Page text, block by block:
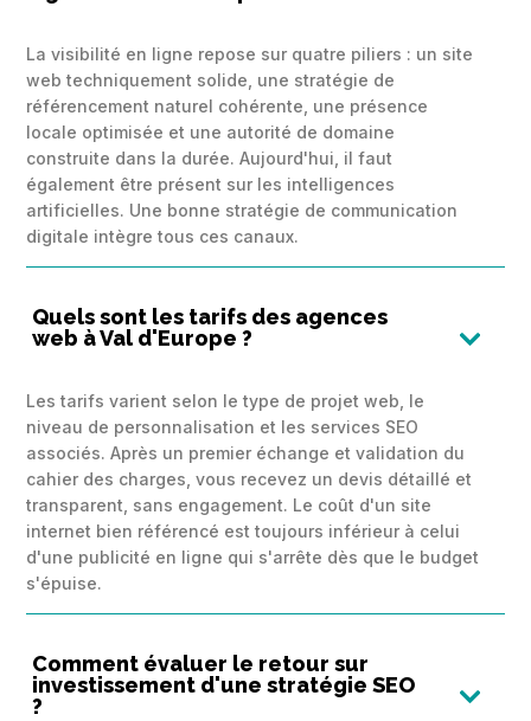
La visibilité en ligne repose sur quatre piliers : un site
web techniquement solide, une stratégie de
référencement naturel cohérente, une présence
locale optimisée et une autorité de domaine
construite dans la durée. Aujourd'hui, il faut
également être présent sur les intelligences
artificielles. Une bonne stratégie de communication
digitale intègre tous ces canaux.
Quels sont les tarifs des agences
web à Val d'Europe ?

Les tarifs varient selon le type de projet web, le
niveau de personnalisation et les services SEO
associés. Après un premier échange et validation du
cahier des charges, vous recevez un devis détaillé et
transparent, sans engagement. Le coût d'un site
internet bien référencé est toujours inférieur à celui
d'une publicité en ligne qui s'arrête dès que le budget
s'épuise.
Comment évaluer le retour sur
investissement d'une stratégie SEO
?
